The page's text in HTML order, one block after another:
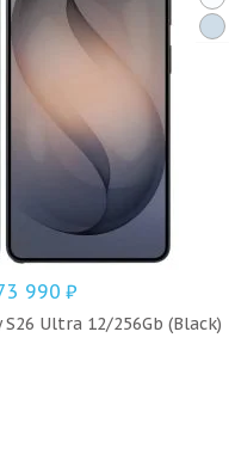
990₽
Ultra 12/256Gb (Black)